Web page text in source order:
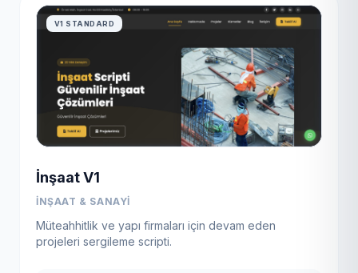
V1 STANDARD
İnşaat V1
İNŞAAT & SANAYI
Müteahhitlik ve yapı firmaları için devam eden
projeleri sergileme scripti.